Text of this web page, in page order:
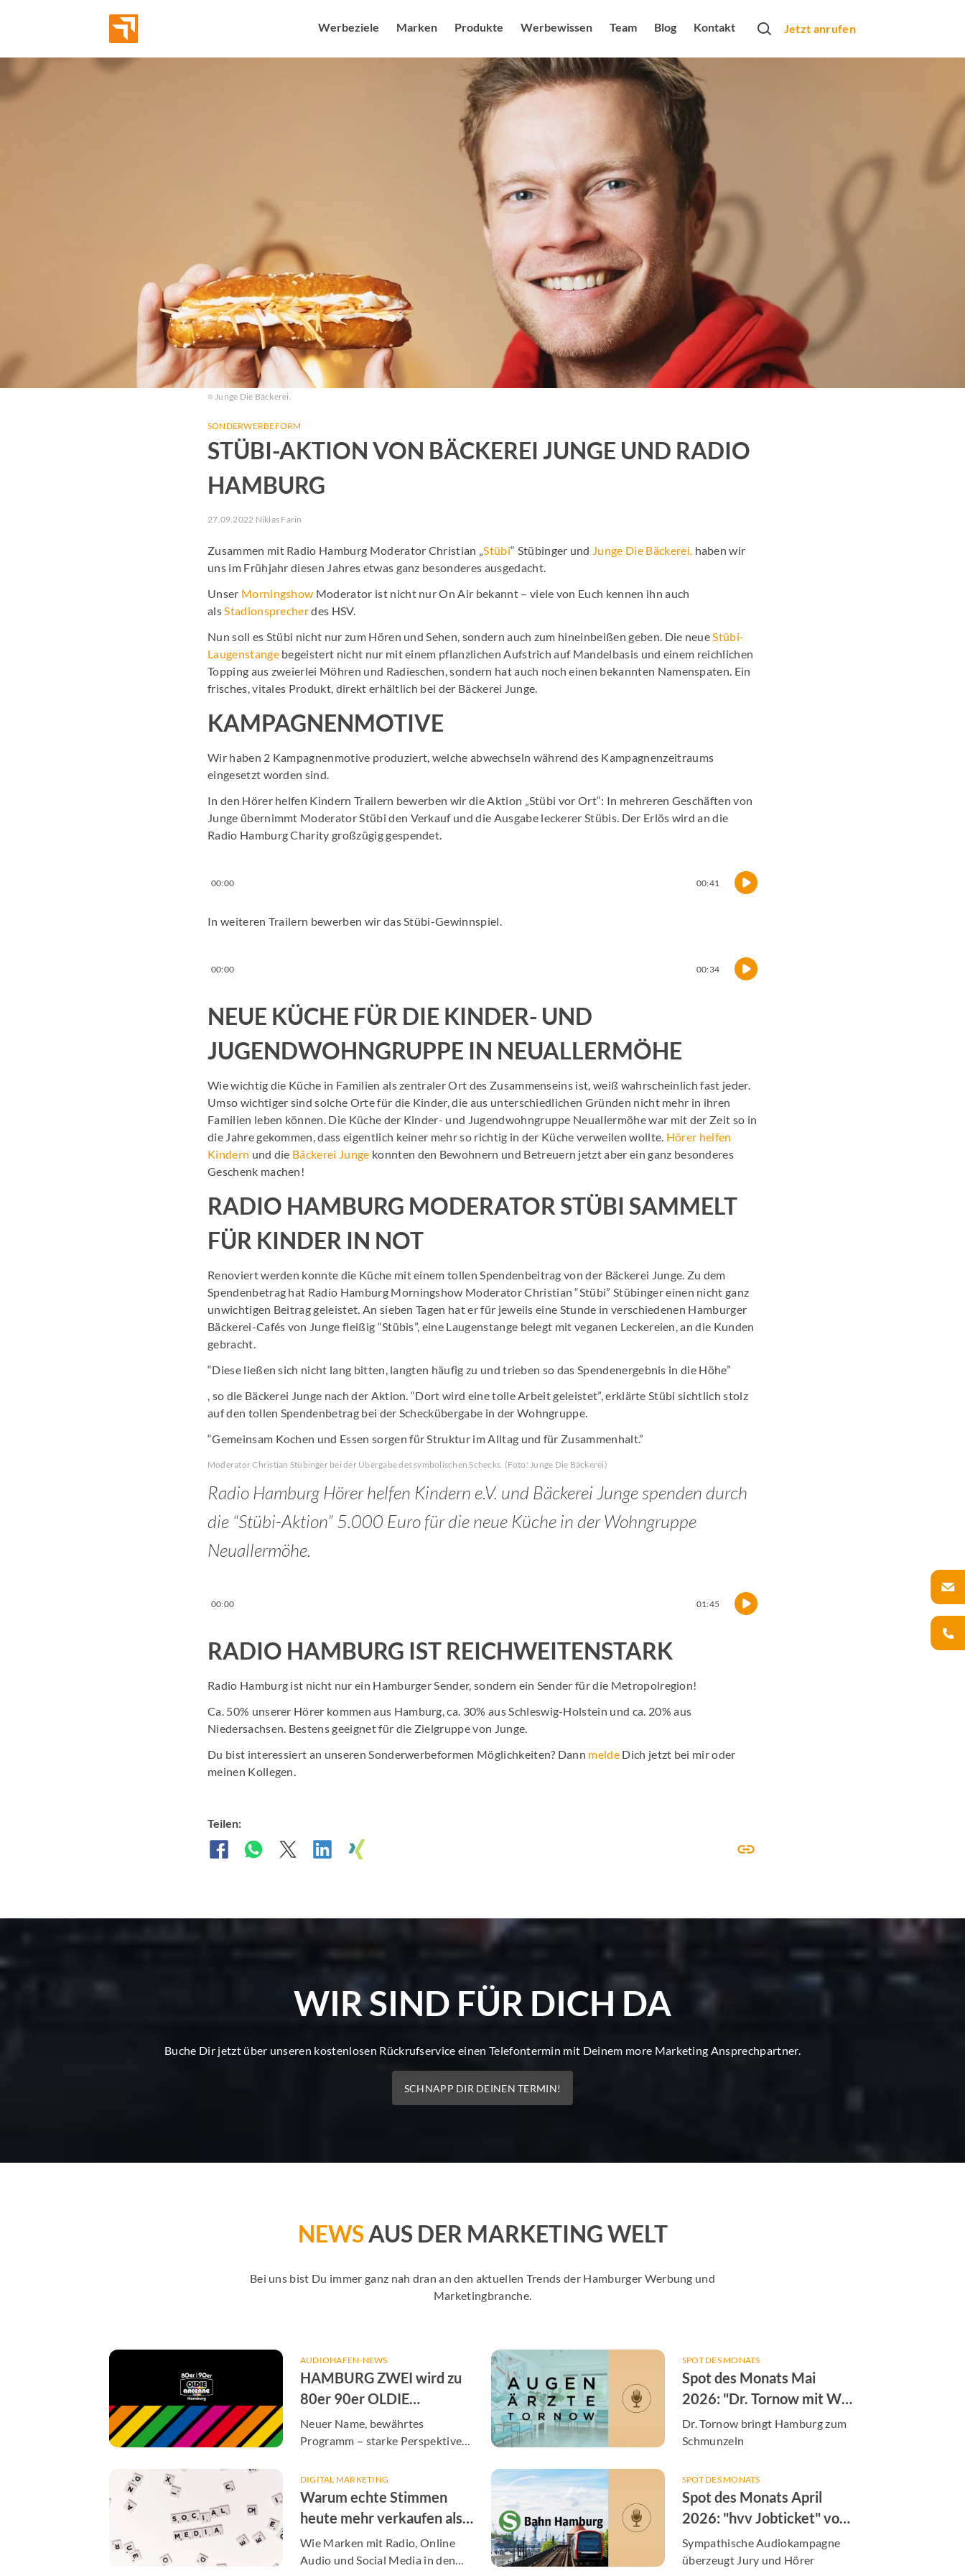
Werbeziele
Employer Branding stärken
Leads generieren
Marken Produkte
Radio / Audio
Moderatoren als Testimonials
Social Media Marketing
Events & Promotion
Job Spots & Employer Branding
Online Audio Kalkulator
Radio Hamburg Jobmesse
Werbewissen
Radio USPs
Nachhaltigkeit
Kampagnenplanung
More FAQs
Medialexikon
Team
Ansprechpartner
Karriere & Jobs
Blog
Blog
Audiowerbung
Sonderwerbeformen
Spot des Monats
Digital Marketing
Online Audio
Events & Promotion
Personalmarketing
Hamburger Wirtschaftsnews
Kontakt Jetzt anrufen
Junge Die Bäckerei.
SONDERWERBEFORM
STÜBI-AKTION VON BÄCKEREI JUNGE UND RADIO
HAMBURG
27.09.2022 Niklas Farin
Zusammen mit Radio Hamburg Moderator Christian „Stübi“ Stübinger und Junge Die Bäckerei. haben wir
uns im Frühjahr diesen Jahres etwas ganz besonderes ausgedacht.
Unser Morningshow Moderator ist nicht nur On Air bekannt – viele von Euch kennen ihn auch
alsStadionsprecherdes HSV.
Nun soll es Stübi nicht nur zum Hören und Sehen, sondern auch zum hineinbeißen geben. Die neueStübi-
Laugenstangebegeistert nicht nur mit einem pflanzlichen Aufstrich auf Mandelbasis und einem reichlichen
Topping aus zweierlei Möhren und Radieschen, sondern hat auch noch einen bekannten Namenspaten. Ein
frisches, vitales Produkt, direkt erhältlich bei der Bäckerei Junge.
KAMPAGNENMOTIVE
Wir haben 2 Kampagnenmotive produziert, welche abwechseln während des Kampagnenzeitraums
eingesetzt worden sind.
In den Hörer helfen Kindern Trailern bewerben wir die Aktion „Stübi vor Ort“: In mehreren Geschäften von
Junge übernimmt Moderator Stübi den Verkauf und die Ausgabe leckerer Stübis. Der Erlös wird an die
Radio Hamburg Charity großzügig gespendet.
00:00 00:41
In weiteren Trailern bewerben wir das Stübi-Gewinnspiel.
00:00 00:34
NEUE KÜCHE FÜR DIE KINDER- UND
JUGENDWOHNGRUPPE IN NEUALLERMÖHE
Wie wichtig die Küche in Familien als zentraler Ort des Zusammenseins ist, weiß wahrscheinlich fast jeder.
Umso wichtiger sind solche Orte für die Kinder, die aus unterschiedlichen Gründen nicht mehr in ihren
Familien leben können. Die Küche der Kinder- und Jugendwohngruppe Neuallermöhe war mit der Zeit so in
die Jahre gekommen, dass eigentlich keiner mehr so richtig in der Küche verweilen wollte. Hörer helfen
Kindern und die Bäckerei Junge konnten den Bewohnern und Betreuern jetzt aber ein ganz besonderes
Geschenk machen!
RADIO HAMBURG MODERATOR STÜBI SAMMELT
FÜR KINDER IN NOT
Renoviert werden konnte die Küche mit einem tollen Spendenbeitrag von der Bäckerei Junge. Zu dem
Spendenbetrag hat Radio Hamburg Morningshow Moderator Christian “Stübi” Stübinger einen nicht ganz
unwichtigen Beitrag geleistet. An sieben Tagen hat er für jeweils eine Stunde in verschiedenen Hamburger
Bäckerei-Cafés von Junge fleißig “Stübis”, eine Laugenstange belegt mit veganen Leckereien, an die Kunden
gebracht.
“Diese ließen sich nicht lang bitten, langten häufig zu und trieben so das Spendenergebnis in die Höhe”
, so die Bäckerei Junge nach der Aktion. “Dort wird eine tolle Arbeit geleistet”, erklärte Stübi sichtlich stolz
auf den tollen Spendenbetrag bei der Scheckübergabe in der Wohngruppe.
“Gemeinsam Kochen und Essen sorgen für Struktur im Alltag und für Zusammenhalt.”
Moderator Christian Stübinger bei der Übergabe des symbolischen Schecks. (Foto: Junge Die Bäckerei)
Radio Hamburg Hörer helfen Kindern e.V. und Bäckerei Junge spenden durch
die “Stübi-Aktion” 5.000 Euro für die neue Küche in der Wohngruppe
Neuallermöhe.
00:00 01:45
RADIO HAMBURG IST REICHWEITENSTARK
Radio Hamburg ist nicht nur ein Hamburger Sender, sondern ein Sender für die Metropolregion!
Ca. 50% unserer Hörer kommen aus Hamburg, ca. 30% aus Schleswig-Holstein und ca. 20% aus
Niedersachsen. Bestens geeignet für die Zielgruppe von Junge.
Du bist interessiert an unseren Sonderwerbeformen Möglichkeiten? Dann melde Dich jetzt bei mir oder
meinen Kollegen.
Teilen:
WIR SIND FÜR DICH DA
Buche Dir jetzt über unseren kostenlosen Rückrufservice einen Telefontermin mit Deinem more Marketing Ansprechpartner.
SCHNAPP DIR DEINEN TERMIN!
NEWSAUS DER MARKETING WELT
Bei uns bist Du immer ganz nah dran an den aktuellen Trends der Hamburger Werbung und
Marketingbranche.
AUDIOHAFEN-NEWS
HAMBURG ZWEI wird zu
80er 90er OLDIE
ANTENNE Hamburg
Neuer Name, bewährtes
Programm – starke Perspektiven
DIGITAL MARKETING
Warum echte Stimmen
heute mehr verkaufen als
jeder KI-Post
Wie Marken mit Radio, Online
Audio und Social Media in den
SPOT DES MONATS
Spot des Monats Mai
2026: "Dr. Tornow mit W"
von der Augenarztpraxis
Dres. Tornow & Tachezy
Dr. Tornow bringt Hamburg zum
Schmunzeln
SPOT DES MONATS
Spot des Monats April
2026: "hvv Jobticket" von
der S-Bahn Hamburg
Sympathische Audiokampagne
überzeugt Jury und Hörer